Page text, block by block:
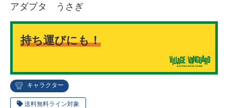
キャラクター
送料無料ライン対象
アダプタ うさぎ
持ち運びにも！